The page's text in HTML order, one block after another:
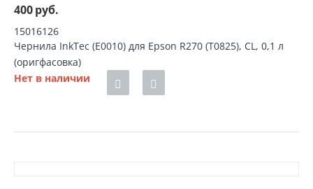
400руб.
15016126
Чернила InkTec (E0010) для Epson R270 (T0825), CL, 0,1 л
(оригфасовка)
Нет в наличии